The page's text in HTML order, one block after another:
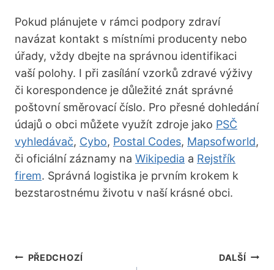
Pokud plánujete v rámci podpory zdraví
navázat kontakt s místními producenty nebo
úřady, vždy dbejte na správnou identifikaci
vaší polohy. I při zasílání vzorků zdravé výživy
či korespondence je důležité znát správné
poštovní směrovací číslo. Pro přesné dohledání
údajů o obci můžete využít zdroje jako PSČ
vyhledávač, Cybo, Postal Codes, Mapsofworld,
či oficiální záznamy na Wikipedia a Rejstřík
firem. Správná logistika je prvním krokem k
bezstarostnému životu v naší krásné obci.
Navigace
PŘEDCHOZÍ DALŠÍ